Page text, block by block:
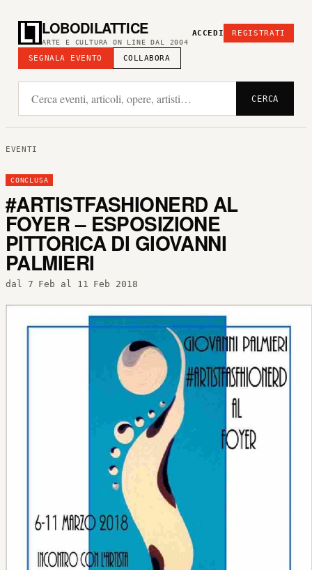
LOBODILATTICE
ARTE E CULTURA ON LINE DAL 2004
SEGNALA EVENTO COLLABORA
ACCEDI REGISTRATI
CERCA
EVENTI
CONCLUSA
#ARTISTFASHIONERD AL
FOYER – ESPOSIZIONE
PITTORICA DI GIOVANNI
PALMIERI
dal 7 Feb al 11 Feb 2018